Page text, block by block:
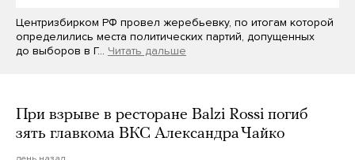
Центризбирком РФ провел жеребьевку, по итогам которой
определились места политических партий, допущенных
до выборов в Г… Читать дальше
При взрыве в ресторане Balzi Rossi погиб
зять главкома ВКС Александра Чайко